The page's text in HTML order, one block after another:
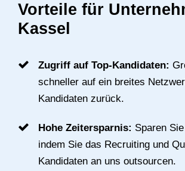
Vorteile für
Kassel
Zugriff auf Top-Kandidaten:
schneller auf ein breites
Kandidaten zurück.
Hohe Zeitersparnis: Sparen
indem Sie das Recruiting und
Kandidaten an uns outsourcen.